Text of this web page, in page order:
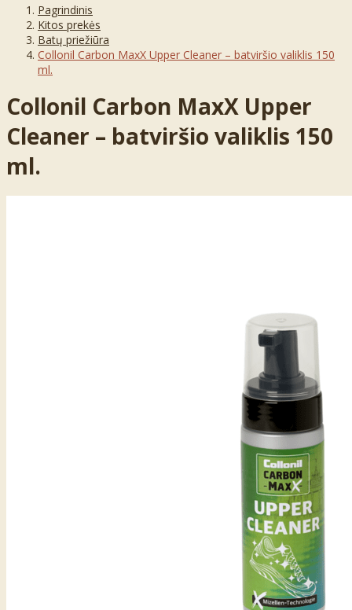
Pagrindinis
Kitos prekės
Batų priežiūra
Collonil Carbon MaxX Upper Cleaner – batviršio valiklis 150
ml.
Collonil Carbon MaxX Upper
Cleaner – batviršio valiklis 150
ml.